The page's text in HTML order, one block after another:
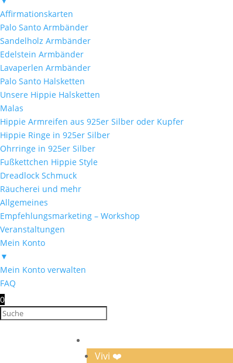
Affirmationskarten
Palo Santo Armbänder
Sandelholz Armbänder
Edelstein Armbänder
Lavaperlen Armbänder
Palo Santo Halsketten
Unsere Hippie Halsketten
Malas
Hippie Armreifen aus 925er Silber oder Kupfer
Hippie Ringe in 925er Silber
Ohrringe in 925er Silber
Fußkettchen Hippie Style
Dreadlock Schmuck
Räucherei und mehr
Allgemeines
Empfehlungsmarketing – Workshop
Veranstaltungen
Mein Konto
▼
Mein Konto verwalten
FAQ
0
Vivi ❤️